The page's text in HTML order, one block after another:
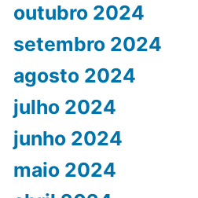
outubro 2024
setembro 2024
agosto 2024
julho 2024
junho 2024
maio 2024